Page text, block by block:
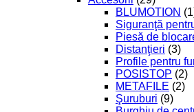
BLUMOTION
Siguranţă
Piesă de
Distanţieri (3)
Profile pentru
POSISTOP (2)
METAFILE (2)
Şuruburi (9)